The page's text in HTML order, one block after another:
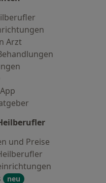
Arzt
und Preise
neu